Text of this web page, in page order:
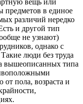
предметов в единое
различий нередко
и другой тип
не узнают)
однако с
люди без труда
вышеописанных типа
пола, возраста и